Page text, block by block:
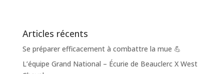
Articles récents
Se préparer efficacement à combattre la mue 💪
L’équipe Grand National – Écurie de Beauclerc X West